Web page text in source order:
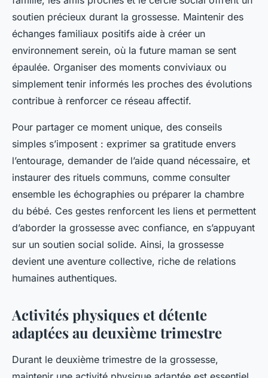
soutien précieux durant la grossesse. Maintenir des
échanges familiaux positifs aide à créer un
environnement serein, où la future maman se sent
épaulée. Organiser des moments conviviaux ou
simplement tenir informés les proches des évolutions
contribue à renforcer ce réseau affectif.
Pour partager ce moment unique, des conseils
simples s’imposent : exprimer sa gratitude envers
l’entourage, demander de l’aide quand nécessaire, et
instaurer des rituels communs, comme consulter
ensemble les échographies ou préparer la chambre
du bébé. Ces gestes renforcent les liens et permettent
d’aborder la grossesse avec confiance, en s’appuyant
sur un soutien social solide. Ainsi, la grossesse
devient une aventure collective, riche de relations
humaines authentiques.
Activités physiques et détente
adaptées au deuxième trimestre
Durant le deuxième trimestre de la grossesse,